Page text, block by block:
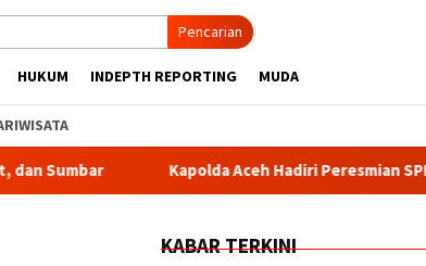
Pencarian
HUKUM INDEPTH REPORTING MUDA
Kapolda Aceh Hadiri Peresmian SPPG dan
KABAR TERKINI